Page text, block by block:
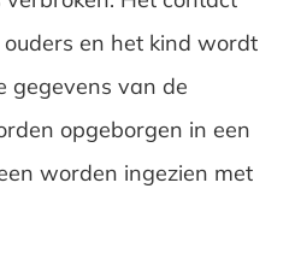
en het kind wordt
gegevens van de
opgeborgen in een
worden ingezien met